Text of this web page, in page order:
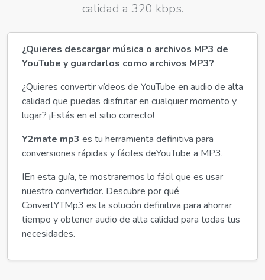
calidad a 320 kbps.
¿Quieres descargar música o archivos MP3 de
YouTube y guardarlos como archivos MP3?
¿Quieres convertir vídeos de YouTube en audio de alta
calidad que puedas disfrutar en cualquier momento y
lugar? ¡Estás en el sitio correcto!
Y2mate mp3 es tu herramienta definitiva para
conversiones rápidas y fáciles deYouTube a MP3.
IEn esta guía, te mostraremos lo fácil que es usar
nuestro convertidor. Descubre por qué
ConvertYTMp3 es la solución definitiva para ahorrar
tiempo y obtener audio de alta calidad para todas tus
necesidades.